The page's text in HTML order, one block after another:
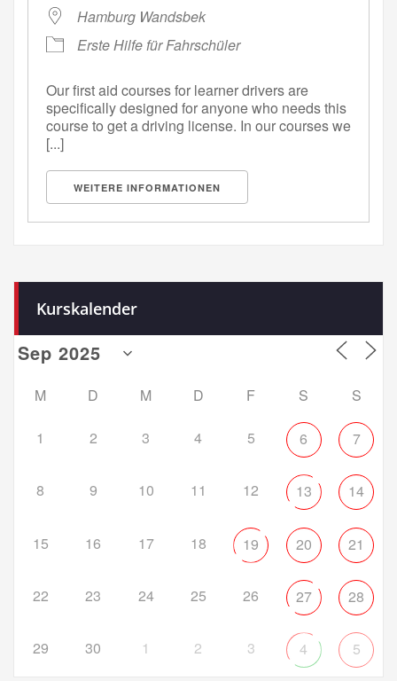
Hamburg Wandsbek
Erste Hilfe für Fahrschüler
Our first aid courses for learner drivers are
specifically designed for anyone who needs this
course to get a driving license. In our courses we
[...]
WEITERE INFORMATIONEN
Kurskalender
M D M D F S S
1 2 3 4 5 6 7
8 9 10 11 12 13 14
15 16 17 18 19 20 21
22 23 24 25 26 27 28
29 30 1 2 3 4 5